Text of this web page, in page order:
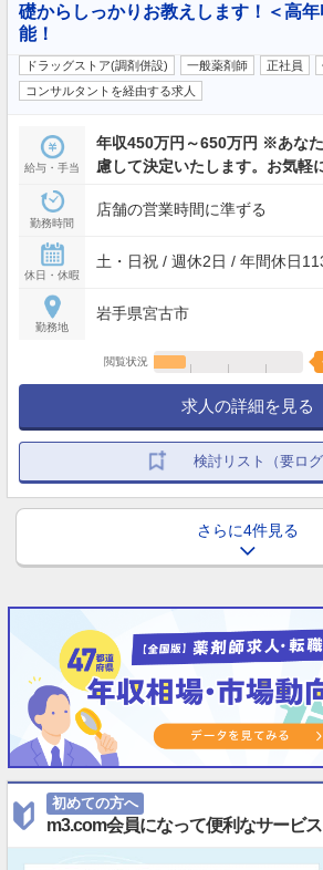
礎からしっかりお教えします！＜高
能！
ドラッグストア(調剤併設) 一般薬剤師 正社員
コンサルタントを経由する求人
給与・手当
年収450万円～650万円 ※あな
慮して決定いたします。お気軽
勤務時間
店舗の営業時間に準ずる
休日・休暇
土・日祝 / 週休2日 / 年間休日
勤務地
岩手県宮古市
閲覧状況
求人の詳細を見る
検討リスト（要ログ
さらに4件見る
初めての方へ
m3.com会員になって便利なサービ